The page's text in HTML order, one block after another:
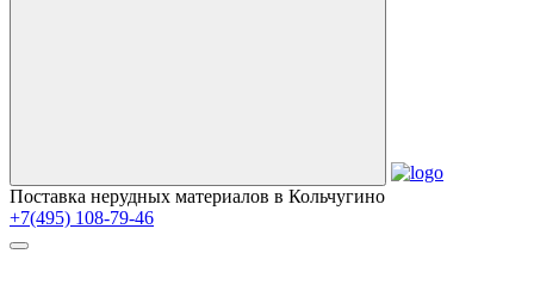
Поставка нерудных материалов в Кольчугино
+7(495) 108-79-46